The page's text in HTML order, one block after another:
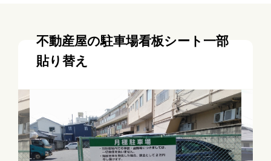
不動産屋の駐車場看板シート一部
貼り替え